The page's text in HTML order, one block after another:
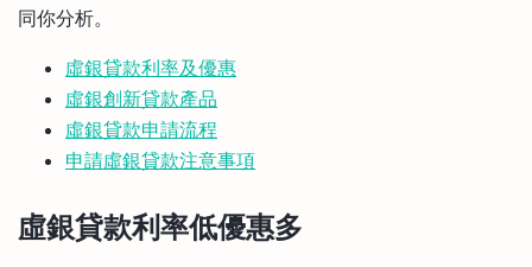
同你分析。
虛銀貸款利率及優惠
虛銀創新貸款產品
虛銀貸款申請流程
申請虛銀貸款注意事項
虛銀貸款利率低優惠多